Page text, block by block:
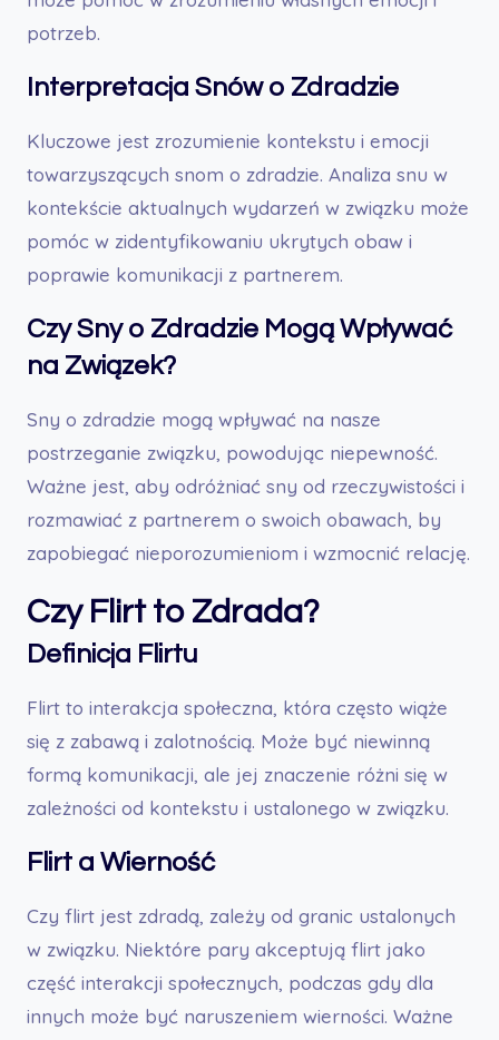
potrzeb.
Interpretacja Snów o Zdradzie
Kluczowe jest zrozumienie kontekstu i emocji
towarzyszących snom o zdradzie. Analiza snu w
kontekście aktualnych wydarzeń w związku może
pomóc w zidentyfikowaniu ukrytych obaw i
poprawie komunikacji z partnerem.
Czy Sny o Zdradzie Mogą Wpływać
na Związek?
Sny o zdradzie mogą wpływać na nasze
postrzeganie związku, powodując niepewność.
Ważne jest, aby odróżniać sny od rzeczywistości i
rozmawiać z partnerem o swoich obawach, by
zapobiegać nieporozumieniom i wzmocnić relację.
Czy Flirt to Zdrada?
Definicja Flirtu
Flirt to interakcja społeczna, która często wiąże
się z zabawą i zalotnością. Może być niewinną
formą komunikacji, ale jej znaczenie różni się w
zależności od kontekstu i ustalonego w związku.
Flirt a Wierność
Czy flirt jest zdradą, zależy od granic ustalonych
w związku. Niektóre pary akceptują flirt jako
część interakcji społecznych, podczas gdy dla
innych może być naruszeniem wierności. Ważne